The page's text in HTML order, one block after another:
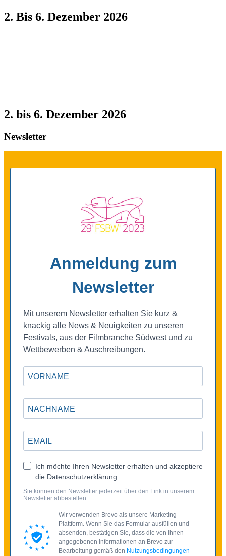
2. Bis 6. Dezember 2026
2. bis 6. Dezember 2026
Newsletter
Anmeldung zum
Newsletter
Mit unserem Newsletter erhalten Sie kurz &
knackig alle News & Neuigkeiten zu unseren
Festivals, aus der Filmbranche Südwest und zu
Wettbewerben & Auschreibungen.
Ich möchte Ihren Newsletter erhalten und akzeptiere
die Datenschutzerklärung.
Sie können den Newsletter jederzeit über den Link in unserem
Newsletter abbestellen.
Wir verwenden Brevo als unsere Marketing-
Plattform. Wenn Sie das Formular ausfüllen und
absenden, bestätigen Sie, dass die von Ihnen
angegebenen Informationen an Brevo zur
Bearbeitung gemäß den Nutzungsbedingungen